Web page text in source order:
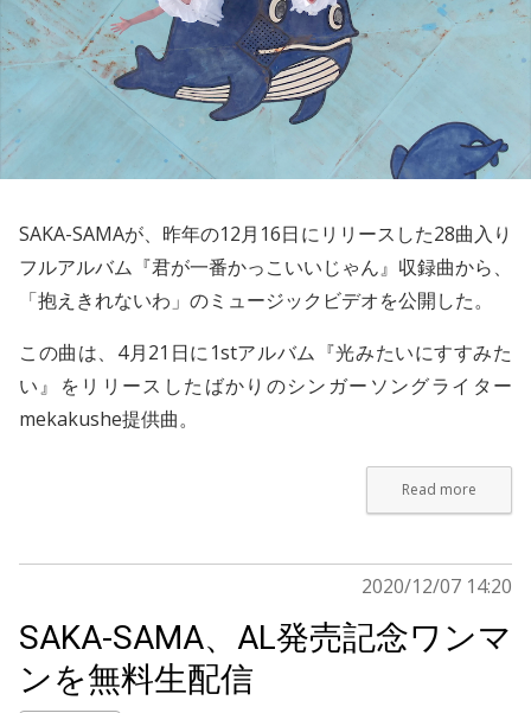
SAKA-SAMAが、昨年の12月16日にリリースした28曲入り
フルアルバム『君が一番かっこいいじゃん』収録曲から、
「抱えきれないわ」のミュージックビデオを公開した。
この曲は、4月21日に1stアルバム『光みたいにすすみた
い』をリリースしたばかりのシンガーソングライター
mekakushe提供曲。
Read more
2020/12/07 14:20
SAKA-SAMA、AL発売記念ワンマ
ンを無料生配信